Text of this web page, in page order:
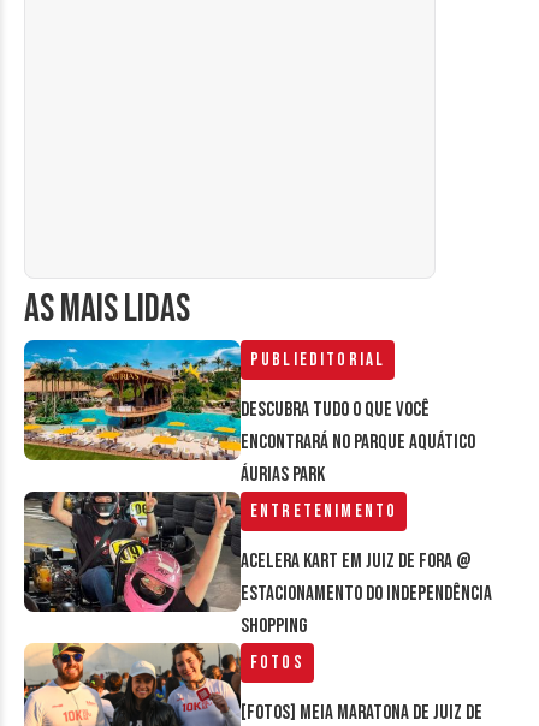
AS MAIS LIDAS
Publieditorial
Descubra tudo o que você
encontrará no parque aquático
Áurias Park
Entretenimento
Acelera Kart em Juiz de Fora @
estacionamento do Independência
Shopping
Fotos
[FOTOS] Meia Maratona de Juiz de